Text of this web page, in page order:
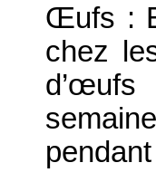
Œufs :
chez
d’œufs